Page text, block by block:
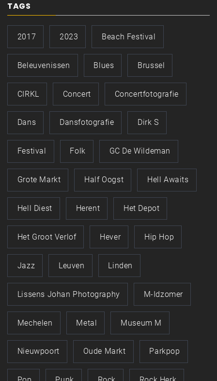
TAGS
2017 2023 Beach Festival
Beleuvenissen Blues Brussel
CIRKL Concert Concertfotografie
Dans Dansfotografie Dirk S
Festival Folk GC De Wildeman
Grote Markt Half Oogst Hell Awaits
Hell Diest Herent Het Depot
Het Groot Verlof Hever Hip Hop
Jazz Leuven Linden
Lissens Johan Photography M-Idzomer
Mechelen Metal Museum M
Nieuwpoort Oude Markt Parkpop